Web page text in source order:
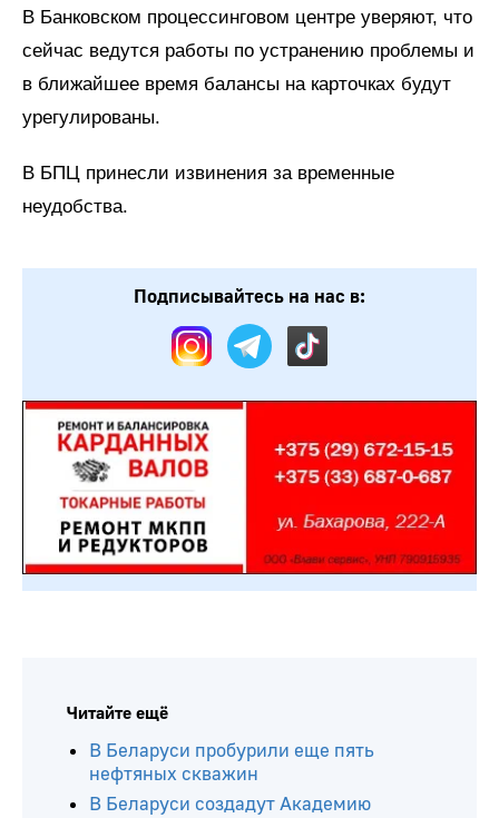
В Банковском процессинговом центре уверяют, что
сейчас ведутся работы по устранению проблемы и
в ближайшее время балансы на карточках будут
урегулированы.
В БПЦ принесли извинения за временные
неудобства.
Подписывайтесь на нас в:
Читайте ещё
В Беларуси пробурили еще пять
нефтяных скважин
В Беларуси создадут Академию